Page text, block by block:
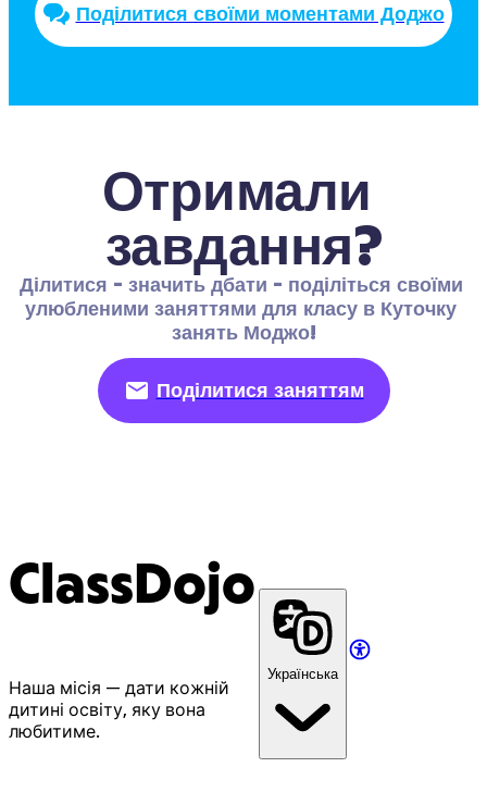
Поділитися своїми моментами Доджо
Отримали
завдання?
Ділитися - значить дбати - поділіться своїми
улюбленими заняттями для класу в Куточку
занять Моджо!
Поділитися заняттям
ClassDojo
Наша місія — дати кожній
дитині освіту, яку вона
любитиме.
Українська